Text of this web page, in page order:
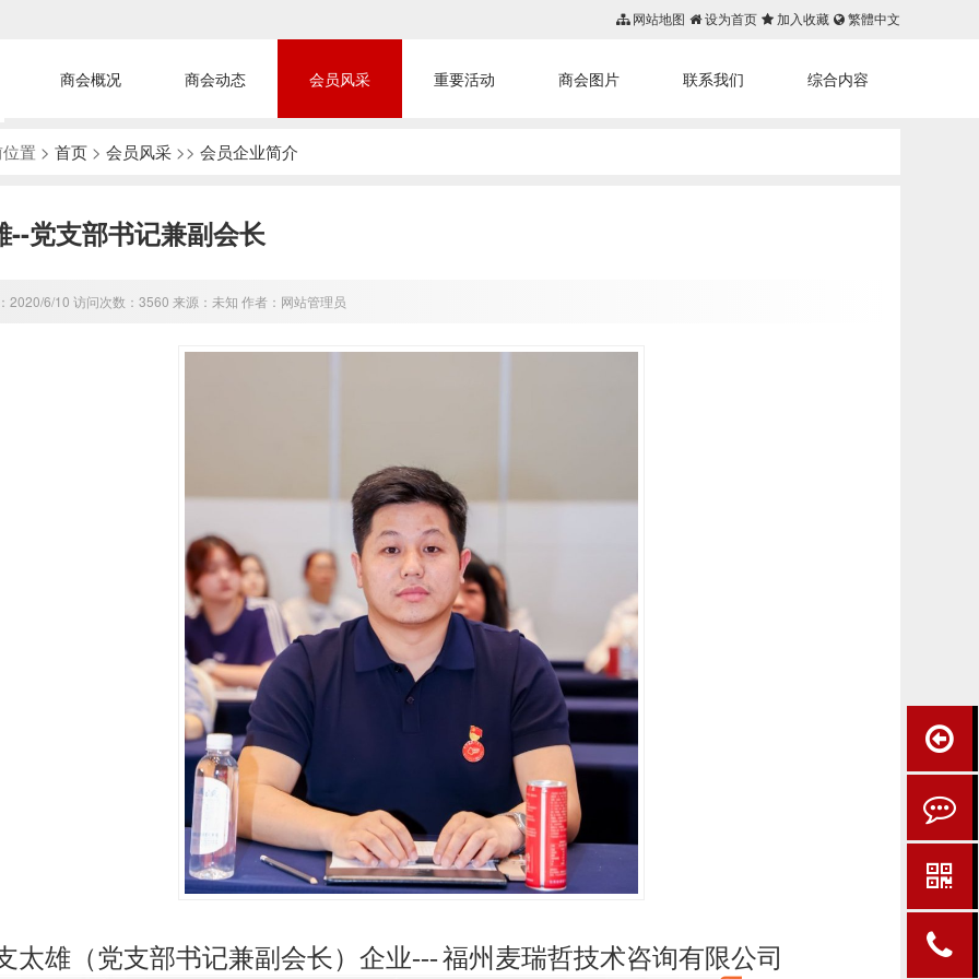
网站地图 设为首页 加入收藏 繁體中文
综合内容
联系我们
商会图片
重要活动
会员风采
商会动态
商会概况
置 > 首页 > 会员风采 >> 会员企业简介
--党支部书记兼副会长
2020/6/10 访问次数：3560 来源：未知 作者：网站管理员
（党支部书记兼副会长）企业---福州麦瑞哲技术咨询有限公司